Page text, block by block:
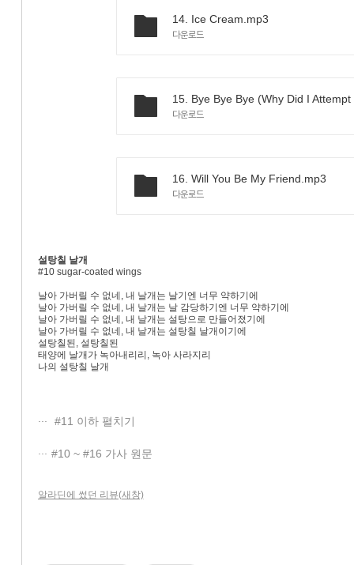
14. Ice Cream.mp3
다운로드
다운로드
16. Will You Be My Friend.mp3
다운로드
설탕칠 날개
#10 sugar-coated wings
날아 가버릴 수 없네, 내 날개는 날기엔 너무 약하기에
날아 가버릴 수 없네, 내 날개는 날 감당하기엔 너무 약하기에
날아 가버릴 수 없네, 내 날개는 설탕으로 만들어졌기에
날아 가버릴 수 없네, 내 날개는 설탕칠 날개이기에
설탕칠된, 설탕칠된
태양에 날개가 녹아내리리, 녹아 사라지리
나의 설탕칠 날개
#11 이하 펼치기
#10 ~ #16 가사 원문
알라딘에 썼던 리뷰(새창)